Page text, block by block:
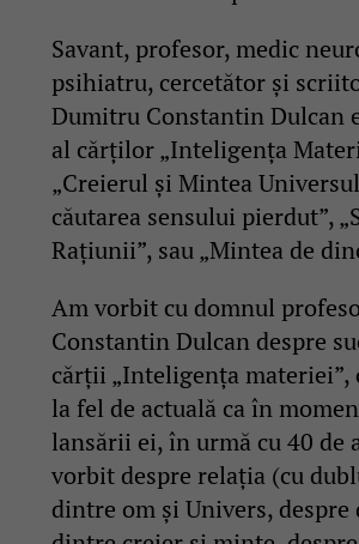
LINK
EMBED
Savant, profesor, medic
psihiatru, cercetător și
Dumitru Constantin Dulcan
al cărților „Inteligența
„Creierul și Mintea
căutarea sensului pierdut”,
Rațiunii”, sau „Mintea de
Am vorbit cu domnul
Constantin Dulcan despre
cărții „Inteligența materiei”,
la fel de actuală ca în
lansării ei, în urmă cu 40 de
vorbit despre relația (cu
dintre om și Univers,